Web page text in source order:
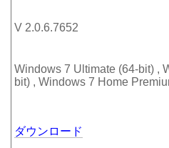
V 2.0.6.7652
Windows 7 Ultimate (64-bit) ,
bit) , Windows 7 Home
ダウンロード